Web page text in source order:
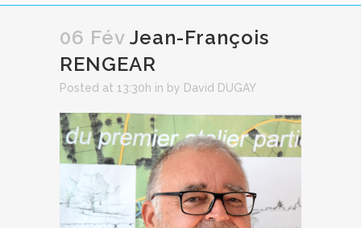
06 Fév Jean-François
RENGEAR
Posted at 13:30h in by David DUGAY